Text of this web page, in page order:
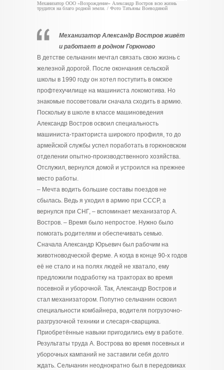
Механизатор ООО «Возрождение» Александр Востров всю жизнь
трудится на благо родной земли. / Фото Татьяны Воеводиной
Механизатор Александр Востров живёт
и работает в родном Горюново
В детстве сельчанин мечтал связать свою жизнь с
железной дорогой. После окончания сельской
школы в 1990 году он хотел поступить в омское
профтехучилище на машиниста локомотива. Но
знакомые посоветовали сначала сходить в армию.
Поскольку в школе в классе машиноведения
Александр Востров освоил специальность
машиниста-тракториста широкого профиля, то до
армейской службы успел поработать в горюновском
отделении опытно-производственного хозяйства.
Отслужил, вернулся домой и устроился на прежнее
место работы.
– Мечта водить большие составы поездов не
сбылась. Ведь я уходил в армию при СССР, а
вернулся при СНГ, – вспоминает механизатор А.
Востров. – Время было непростое. Нужно было
помогать родителям и обеспечивать семью.
Сначала Александр Юрьевич был рабочим на
животноводческой ферме. А когда в конце 90-х годов
её не стало и на полях людей не хватало, ему
предложили подработку на тракторах во время
посевной и уборочной. Так, Александр Востров и
стал механизатором. Попутно сельчанин освоил
специальности комбайнера, водителя погрузочно-
разгрузочной техники и слесаря-сварщика.
Приобретённые навыки пригодились ему в работе.
Результаты труда А. Вострова во время посевных и
уборочных кампаний не заставили себя долго
ждать. Сельчанин неоднократно был в передовиках